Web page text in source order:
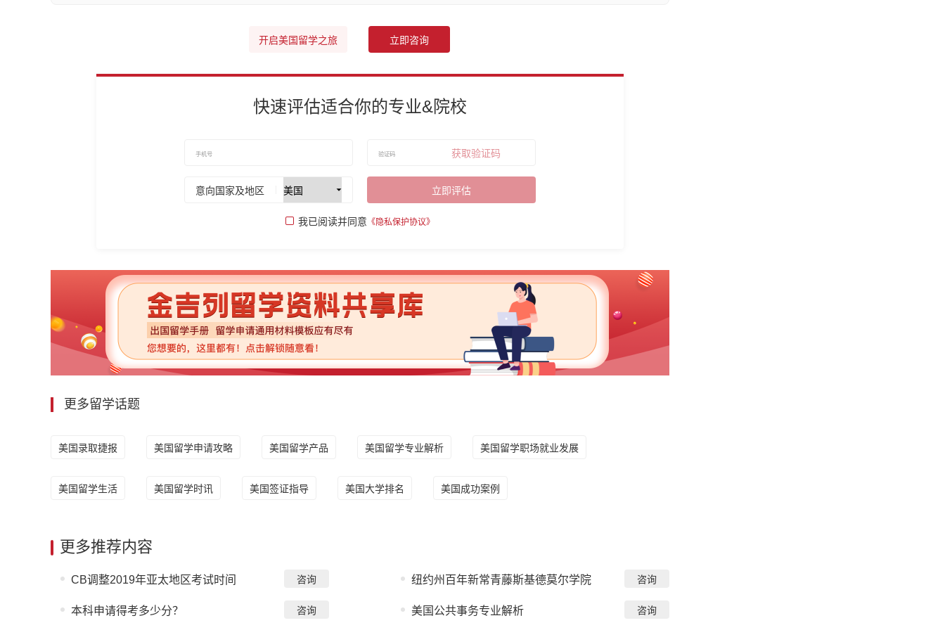
开启美国留学之旅 立即咨询
快速评估适合你的专业&院校
获取验证码
意向国家及地区 立即评估
我已阅读并同意 《隐私保护协议》
更多留学话题
美国录取捷报 美国留学申请攻略 美国留学产品 美国留学专业解析 美国留学职场就业发展
美国留学生活 美国留学时讯 美国签证指导 美国大学排名 美国成功案例
更多推荐内容
CB调整2019年亚太地区考试时间 咨询 纽约州百年新常青藤斯基德莫尔学院 咨询
本科申请得考多少分？ 咨询 美国公共事务专业解析 咨询